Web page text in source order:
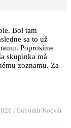
Bol tam
sa to už
Poprosíme
skupinka má
zoznamu. Za
/ Ľubomír Kocvár